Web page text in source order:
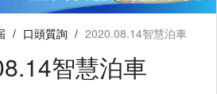
/ 口頭質詢 / 2020.08.14智慧泊車
智慧泊車